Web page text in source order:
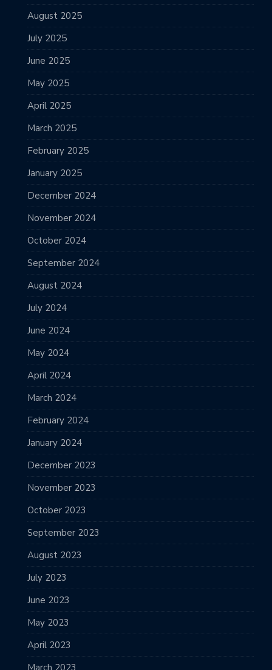
August 2025
July 2025
June 2025
May 2025
April 2025
March 2025
February 2025
January 2025
December 2024
November 2024
October 2024
September 2024
August 2024
July 2024
June 2024
May 2024
April 2024
March 2024
February 2024
January 2024
December 2023
November 2023
October 2023
September 2023
August 2023
July 2023
June 2023
May 2023
April 2023
March 2023